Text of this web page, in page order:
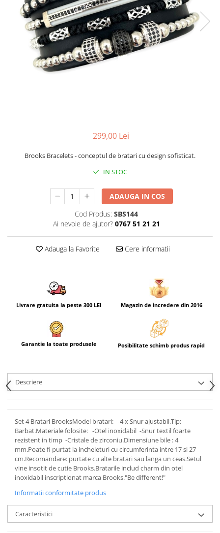
CERCEI
CEASURI DAMA
299,00 Lei
Brooks Bracelets - conceptul de bratari cu design sofisticat.
IN STOC
ADAUGA IN COS
Cod Produs: SBS144
Ai nevoie de ajutor? 0767 51 21 21
Adauga la Favorite Cere informatii
Livrare gratuita la peste 300 LEI Magazin de incredere din 2016
Garantie la toate produsele Posibilitate schimb produs rapid
Descriere
Set 4 Bratari BrooksModel bratari: -4 x Snur ajustabil.Tip:
Barbat.Materiale folosite: -Otel inoxidabil -Snur textil foarte
rezistent in timp -Cristale de zirconiu.Dimensiune bile : 4
mm.Poate fi purtat la incheieturi cu circumferinta intre 17 si 27
cm.Recomandare: purtate cu alte bratari sau langa un ceas.Setul
vine insotit de cutie Brooks.Bratarile includ charm din otel
inoxidabil inscriptionat marca Brooks."Be different!"
Informatii conformitate produs
Caracteristici